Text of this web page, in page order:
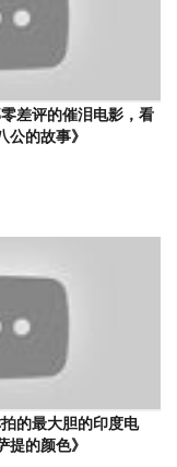
差评的催泪电影，看
的故事》
的最大胆的印度电
的颜色》